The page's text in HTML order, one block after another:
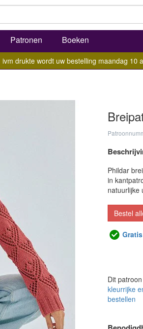
Patronen Boeken
ivm drukte wordt uw bestelling maandag 10
Phildar
in
natuurlijke
Bestel
Gratis
Dit
kleurrijke
bestellen